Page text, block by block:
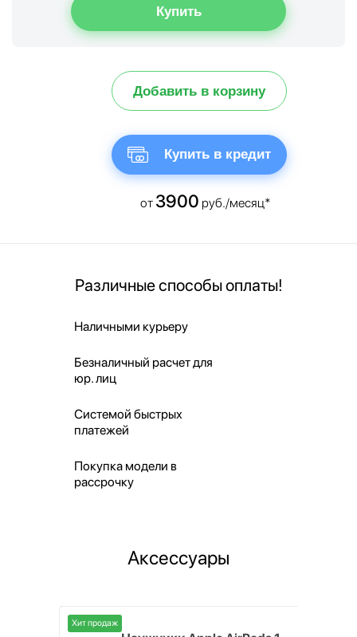
Добавить в корзину
Купить в кредит
от 3900 руб./месяц*
Различные способы оплаты!
Наличными курьеру
Безналичный расчет для
юр. лиц
Системой быстрых
платежей
Покупка модели в
рассрочку
Аксессуары
Хит продаж